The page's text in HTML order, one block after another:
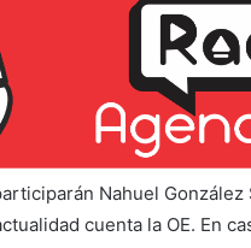
Nahuel
cuenta la OE. En